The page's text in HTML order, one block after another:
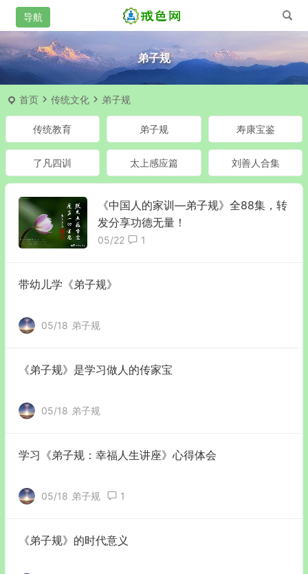
弟子规
首页 传统文化 弟子规
传统教育 弟子规 寿康宝鉴
了凡四训 太上感应篇 刘善人合集
《中国人的家训—弟子规》全88集，转
发分享功德无量！
05/22 1
带幼儿学《弟子规》
05/18 弟子规
《弟子规》是学习做人的传家宝
05/18 弟子规
学习《弟子规：幸福人生讲座》心得体会
05/18 弟子规 1
《弟子规》的时代意义